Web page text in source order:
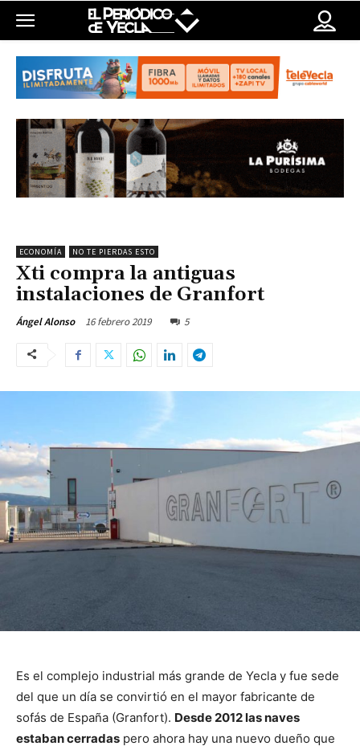
ECONOMÍA NO TE PIERDAS ESTO
Xti compra la antiguas
instalaciones de Granfort
Ángel Alonso 16 febrero 2019 5
Es el complejo industrial más grande de Yecla y fue sede
del que un día se convirtió en el mayor fabricante de
sofás de España (Granfort). Desde 2012 las naves
estaban cerradas pero ahora hay una nuevo dueño que